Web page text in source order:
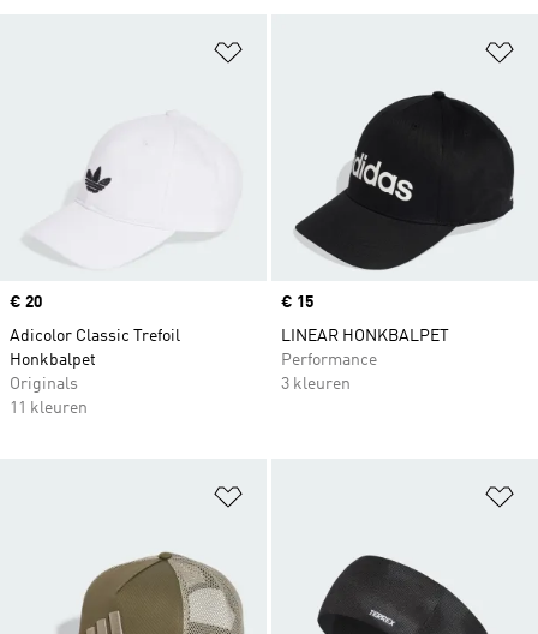
Price
€ 20
Adicolor Classic Trefoil
Honkbalpet
Originals
11 kleuren
Price
€ 15
LINEAR HONKBALPET
Performance
3 kleuren